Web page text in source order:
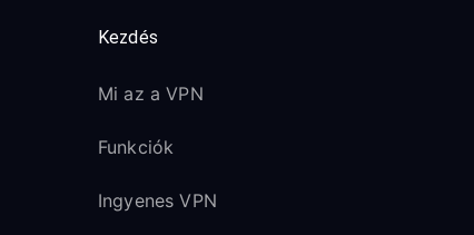
Kezdés
Mi az a VPN
Funkciók
Ingyenes VPN